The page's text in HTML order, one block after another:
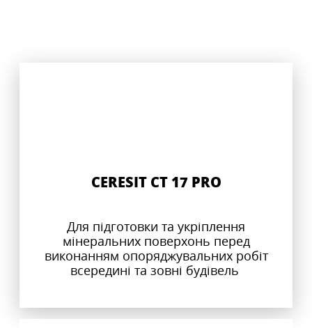
CERESIT CT 17 PRO
Для підготовки та укріплення
мінеральних поверхонь перед
виконанням опоряджувальних робіт
всередині та зовні будівель